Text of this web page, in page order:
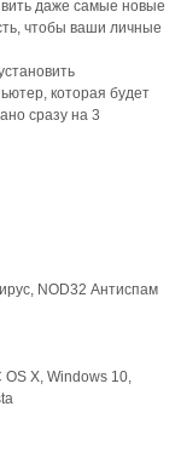
даже самые новые
чтобы ваши личные
которая будет
сразу на 3
NOD32 Антиспам
X, Windows 10,